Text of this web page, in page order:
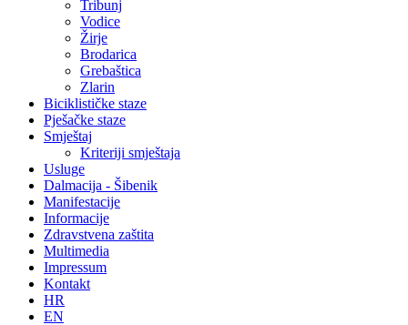
Tribunj
Vodice
Žirje
Brodarica
Grebaštica
Zlarin
Biciklističke staze
Pješačke staze
Smještaj
Kriteriji smještaja
Usluge
Dalmacija - Šibenik
Manifestacije
Informacije
Zdravstvena zaštita
Multimedia
Impressum
Kontakt
HR
EN